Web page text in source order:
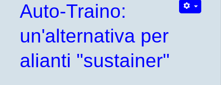
Auto-Traino:
un'alternativa per
alianti "sustainer"